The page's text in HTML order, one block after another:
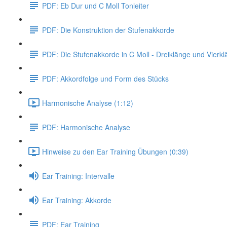
PDF: Eb Dur und C Moll Tonleiter
PDF: Die Konstruktion der Stufenakkorde
PDF: Die Stufenakkorde in C Moll - Dreiklänge und
PDF: Akkordfolge und Form des Stücks
Harmonische Analyse (1:12)
PDF: Harmonische Analyse
Hinweise zu den Ear Training Übungen (0:39)
Ear Training: Intervalle
Ear Training: Akkorde
PDF: Ear Training